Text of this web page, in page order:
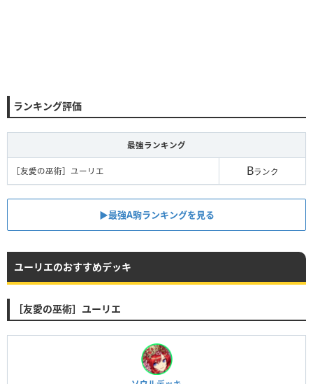
ランキング評価
最強ランキング
［友愛の巫術］ユーリエ Bランク
▶︎最強A駒ランキングを見る
ユーリエのおすすめデッキ
［友愛の巫術］ユーリエ